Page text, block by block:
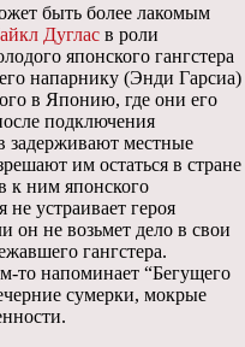
быть более лакомым
Дуглас в роли
японского гангстера
напарнику (Энди Гарсиа)
в Японию, где они его
подключения
задерживают местные
им остаться в стране
к ним японского
устраивает героя
он не возьмет дело в свои
гангстера.
то напоминает “Бегущего
сумерки, мокрые